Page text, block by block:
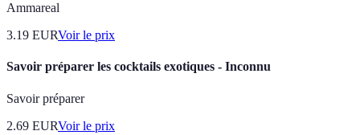
Ammareal
3.19 EURVoir le prix
Savoir préparer les cocktails exotiques - Inconnu
Savoir préparer
2.69 EURVoir le prix